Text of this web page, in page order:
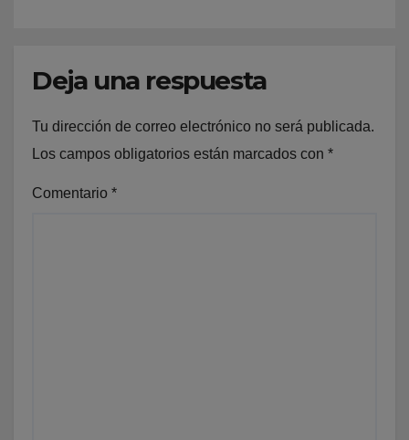
Deja una respuesta
Tu dirección de correo electrónico no será publicada.
Los campos obligatorios están marcados con *
Comentario *